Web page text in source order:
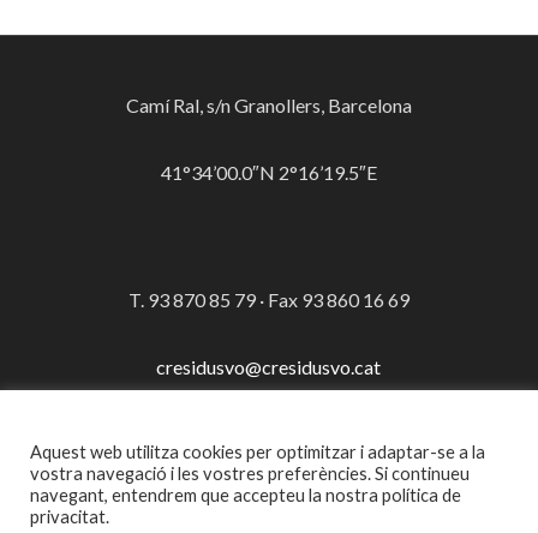
cresidusvo@cresidusvo.cat
© Consorci per a la Gestió dels Residus del Vallès Oriental
Aquest web utilitza cookies per optimitzar i adaptar-se a la
vostra navegació i les vostres preferències. Si continueu
navegant, entendrem que accepteu la nostra política de
privacitat.